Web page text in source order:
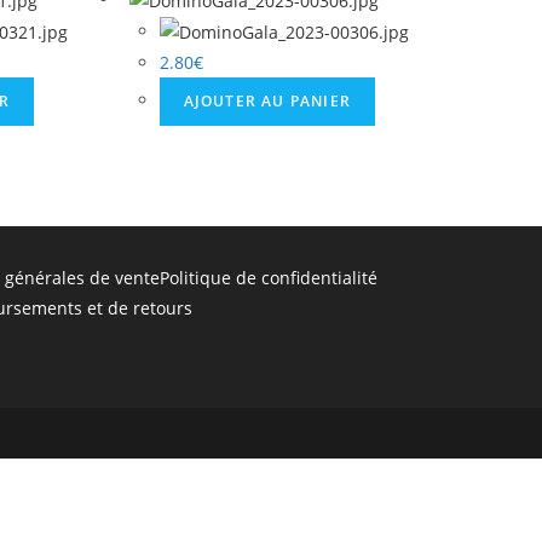
2.80€
AJOUTER AU PANIER
de ventePolitique de confidentialité
et de retours